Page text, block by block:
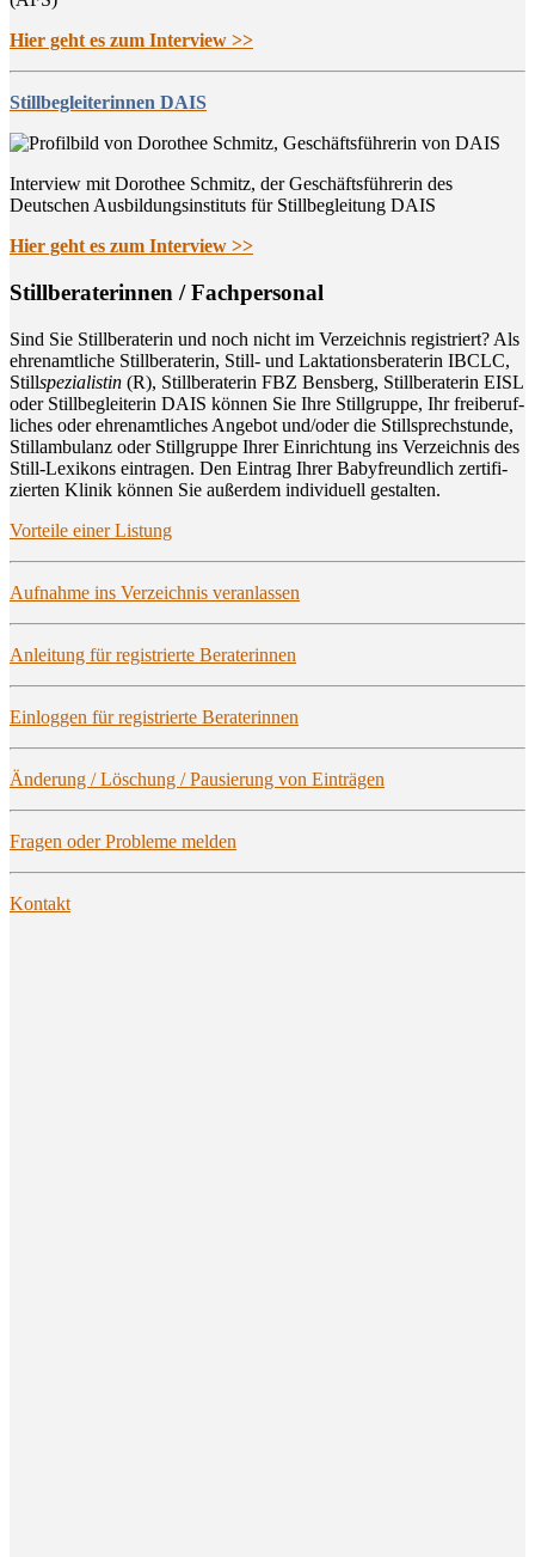
Hier geht es zum Interview >>
Stillbegleiterinnen DAIS
Interview mit Dorothee Schmitz, der Geschäftsführerin des
Deutschen Ausbildungsinstituts für Stillbegleitung DAIS
Hier geht es zum Interview >>
Still­be­ra­te­rin­nen / Fachpersonal
Sind Sie Still­be­ra­te­rin und noch nicht im Ver­zeich­nis regis­triert? Als
ehren­amt­li­che Still­be­ra­te­rin, Still- und Lak­ta­ti­ons­be­ra­te­rin IBCLC,
Stillspe­zia­lis­tin (R), Still­be­ra­te­rin FBZ Bens­berg, Still­be­ra­te­rin EISL
oder Still­be­glei­te­rin DAIS kön­nen Sie Ihre Still­grup­pe, Ihr frei­be­ruf­
li­ches oder ehren­amt­li­ches Ange­bot und/oder die Still­sprech­stun­de,
Still­am­bu­lanz oder Still­grup­pe Ihrer Ein­rich­tung ins Ver­zeich­nis des
Still-Lexi­kons ein­tra­gen. Den Ein­trag Ihrer Baby­freund­lich zer­ti­fi­
zier­ten Kli­nik kön­nen Sie außer­dem indi­vi­du­ell gestalten.
Vor­tei­le einer Listung
Auf­nah­me ins Ver­zeich­nis veranlassen
Anlei­tung für regis­trier­te Beraterinnen
Ein­log­gen für regis­trier­te Beraterinnen
Ände­rung / Löschung / Pau­sie­rung von Einträgen
Fra­gen oder Pro­ble­me melden
Kon­takt